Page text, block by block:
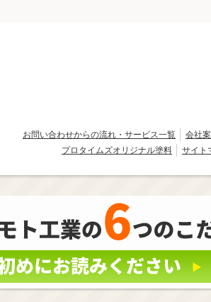
お問い合わせからの流れ・サービス一覧 会社
プロタイムズオリジナル塗料
サイト